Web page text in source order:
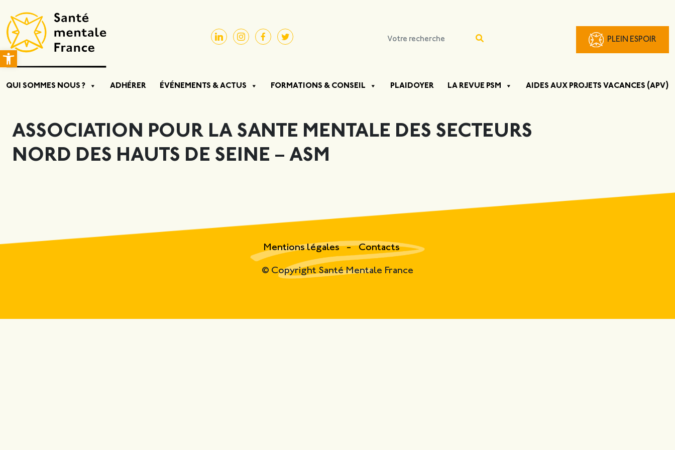
Ouvrir la barre d’outils
PLEIN ESPOIR
QUI SOMMES NOUS ? ADHÉRER ÉVÉNEMENTS & ACTUS FORMATIONS & CONSEIL PLAIDOYER LA REVUE PSM AIDES AUX PROJETS VACANCES (APV)
ASSOCIATION POUR LA SANTE MENTALE DES SECTEURS
NORD DES HAUTS DE SEINE – ASM
Mentions légales Contacts
© Copyright Santé Mentale France